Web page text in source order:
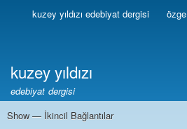
Ana
içeriğe
Birincilkuzey yıldızı edebiyat dergisi
kuzey yıldızı
edebiyat dergisi
İkincil
Show — İkincil Bağlantılar